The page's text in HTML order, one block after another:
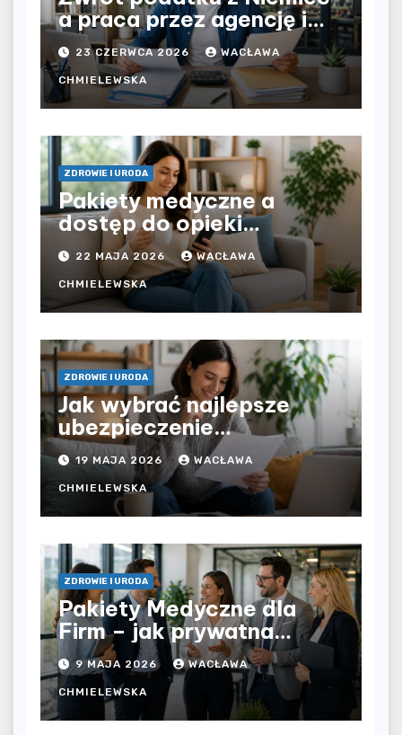
a praca przez agencję i
bezpośrednio u
pracodawcy – jak
rozliczyć oba źródła
dochodu?
23 CZERWCA 2026 WACŁAWA
CHMIELEWSKA
ZDROWIE I URODA
Pakiety medyczne a
dostęp do opieki
zdrowotnej bez
ograniczeń czasowych –
czy prywatna opieka daje
większą swobodę?
22 MAJA 2026 WACŁAWA
CHMIELEWSKA
ZDROWIE I URODA
Jak wybrać najlepsze
ubezpieczenie
komunikacyjne i uniknąć
kosztownych błędów?
19 MAJA 2026 WACŁAWA
CHMIELEWSKA
ZDROWIE I URODA
Pakiety Medyczne dla
Firm – jak prywatna
opieka zdrowotna
wpływa na jakość
współpracy w
organizacji?
9 MAJA 2026 WACŁAWA
CHMIELEWSKA